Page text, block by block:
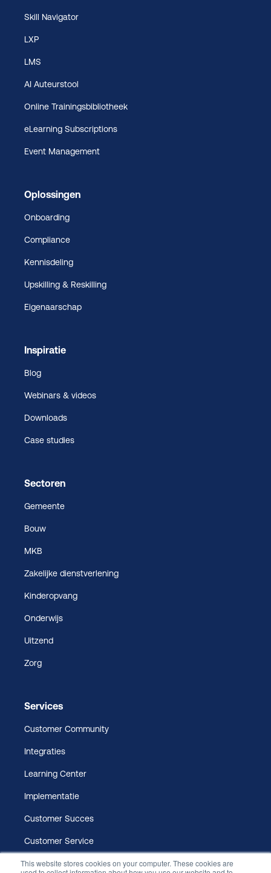
This website stores cookies on your computer. These cookies are
Skill Navigator
LXP
LMS
AI Auteurstool
Online Trainingsbibliotheek
eLearning Subscriptions
Event Management
Oplossingen
Onboarding
Compliance
Kennisdeling
Upskilling & Reskilling
Eigenaarschap
Inspiratie
Blog
Webinars & videos
Downloads
Case studies
Sectoren
Gemeente
Bouw
MKB
Zakelijke dienstverlening
Kinderopvang
Onderwijs
Uitzend
Zorg
Services
Customer Community
Integraties
Learning Center
Implementatie
Customer Succes
Customer Service